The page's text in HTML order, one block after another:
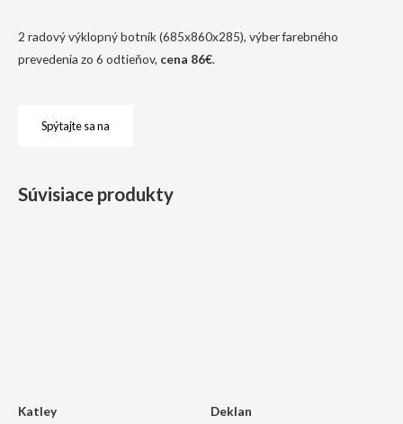
2 radový výklopný botník (685x860x285), výber farebného
prevedenia zo 6 odtieňov, cena 86€.
Spýtajte sa na
Súvisiace produkty
Katley Deklan